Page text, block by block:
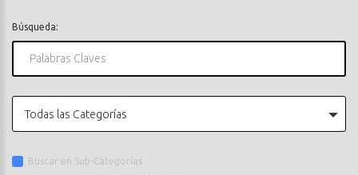
Búsqueda:
Todas las Categorías
Buscar en Sub-Categorías